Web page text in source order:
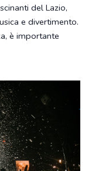
del Lazio,
e divertimento.
è importante